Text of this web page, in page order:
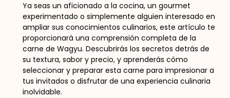
Ya seas un aficionado a la cocina, un gourmet
experimentado o simplemente alguien interesado en
ampliar sus conocimientos culinarios, este artículo te
proporcionará una comprensión completa de la
carne de Wagyu. Descubrirás los secretos detrás de
su textura, sabor y precio, y aprenderás cómo
seleccionar y preparar esta carne para impresionar a
tus invitados o disfrutar de una experiencia culinaria
inolvidable.